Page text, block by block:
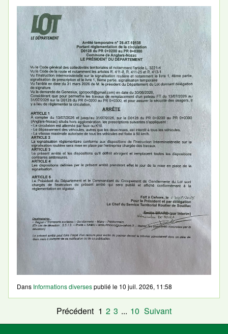
Dans Informations diversespublié le 10 juil. 2026, 11:58
Précédent 1 2 3 ... 10 Suivant